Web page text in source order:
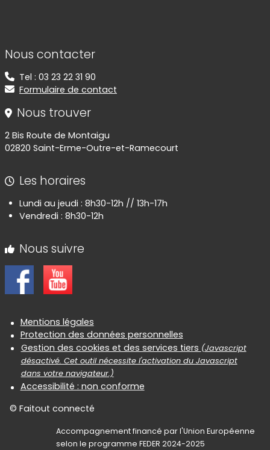
Informations de contact
Nous contacter
Tel : 03 23 22 31 90
Formulaire de contact
Nous trouver
2 Bis Route de Montaigu
02820 Saint-Erme-Outre-et-Ramecourt
Les horaires
Lundi au jeudi : 8h30-12h // 13h-17h
Vendredi : 8h30-12h
Nous suivre
Informations réglementaires
Mentions légales
Protection des données personnelles
Gestion des cookies et des services tiers (Javascript
désactivé. Cet outil nécessite l'activation du Javascript
dans votre navigateur.)
Accessibilité : non conforme
© Faitout connecté
Accompagnement financé par l'Union Européenne
selon le programme FEDER 2024-2025